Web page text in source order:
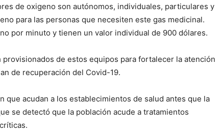
de oxigeno son autónomos, individuales, particulares y
para las personas que necesiten este gas medicinal.
por minuto y tienen un valor individual de 900 dólares.
de estos equipos para fortalecer la atención
de recuperación del Covid-19.
que acudan a los establecimientos de salud antes que la
se detectó que la población acude a tratamientos